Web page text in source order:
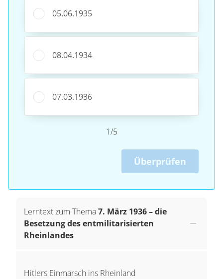
05.06.1935
08.04.1934
07.03.1936
1/5
Überprüfen
Lerntext zum Thema7. März 1936 – die
Besetzung des entmilitarisierten
Rheinlandes
Hitlers Einmarsch ins Rheinland